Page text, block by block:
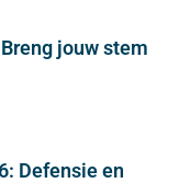
jouw stem
Defensie en